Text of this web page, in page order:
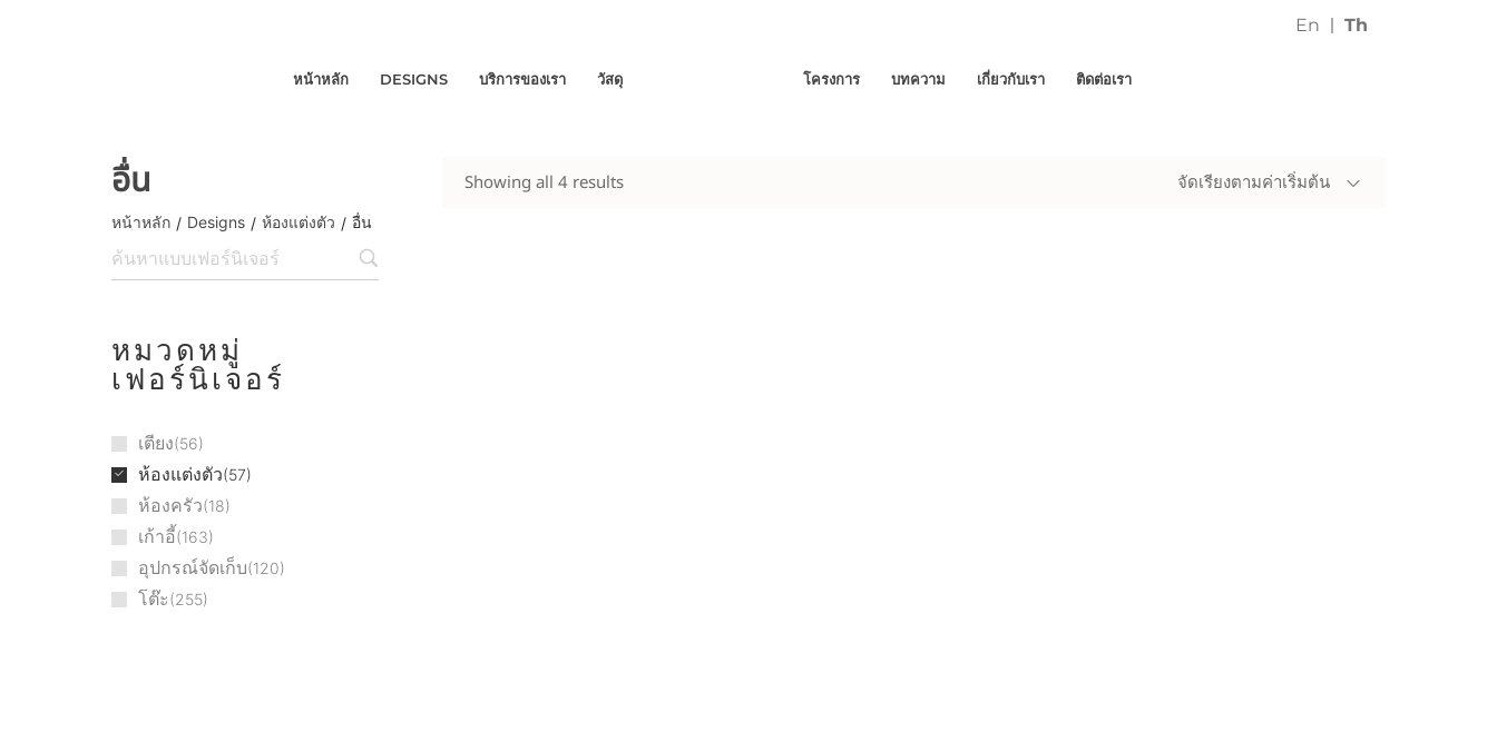
หน้าหลัก DESIGNS บริการของเรา วัสดุ โครงการ บทความ เกี่ยวกับเรา ติดต่อเรา
En Th
อื่น
หน้าหลัก / Designs / ห้องแต่งตัว / อื่น
หมวดหมู่
เฟอร์นิเจอร์
เตียง 56
ห้องแต่งตัว 57
ห้องครัว 18
เก้าอี้ 163
อุปกรณ์จัดเก็บ 120
โต๊ะ 255
Showing all 4 results จัดเรียงตามค่าเริ่มต้น